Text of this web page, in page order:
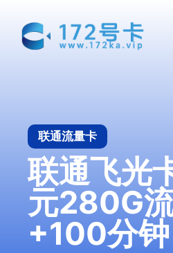
联通流量卡
联通飞光
元280G
+100分钟